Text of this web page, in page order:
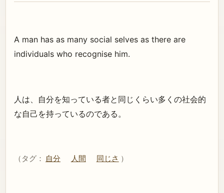
A man has as many social selves as there are
individuals who recognise him.
人は、自分を知っている者と同じくらい多くの社会的
な自己を持っているのである。
（タグ： 自分 人間 同じさ ）